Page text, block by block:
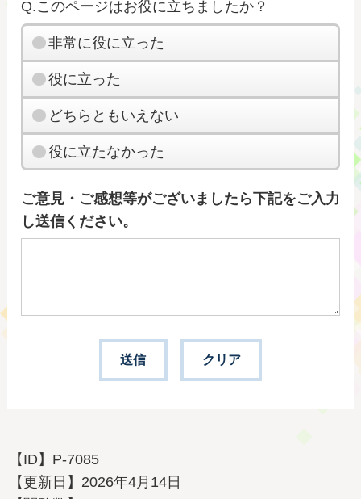
Q.このページはお役に立ちましたか？
非常に役に立った
役に立った
どちらともいえない
役に立たなかった
ご意見・ご感想等がございましたら下記をご入力
し送信ください。
【ID】 P-7085
【更新日】 2026年4月14日